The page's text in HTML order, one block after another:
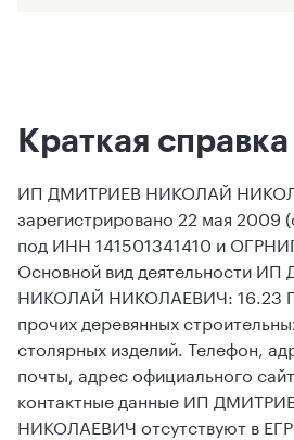
Краткая справка
ИП ДМИТРИЕВ НИКОЛАЙ
зарегистрировано 22 мая 2009
под ИНН 141501341410 и
Основной вид деятельности
НИКОЛАЙ НИКОЛАЕВИЧ: 16.23
прочих деревянных
столярных изделий. Телефон,
почты, адрес официального
контактные данные ИП
НИКОЛАЕВИЧ отсутствуют в